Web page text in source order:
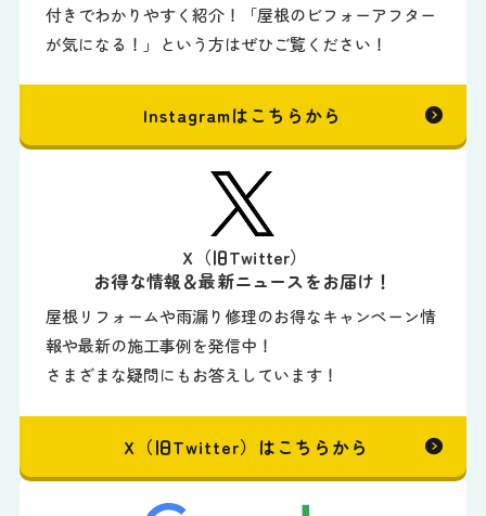
付きでわかりやすく紹介！「屋根のビフォーアフター
が気になる！」という方はぜひご覧ください！
Instagramはこちらから
X（旧Twitter）
お得な情報＆最新ニュースをお届け！
屋根リフォームや雨漏り修理のお得なキャンペーン情
報や最新の施工事例を発信中！
さまざまな疑問にもお答えしています！
X（旧Twitter）はこちらから